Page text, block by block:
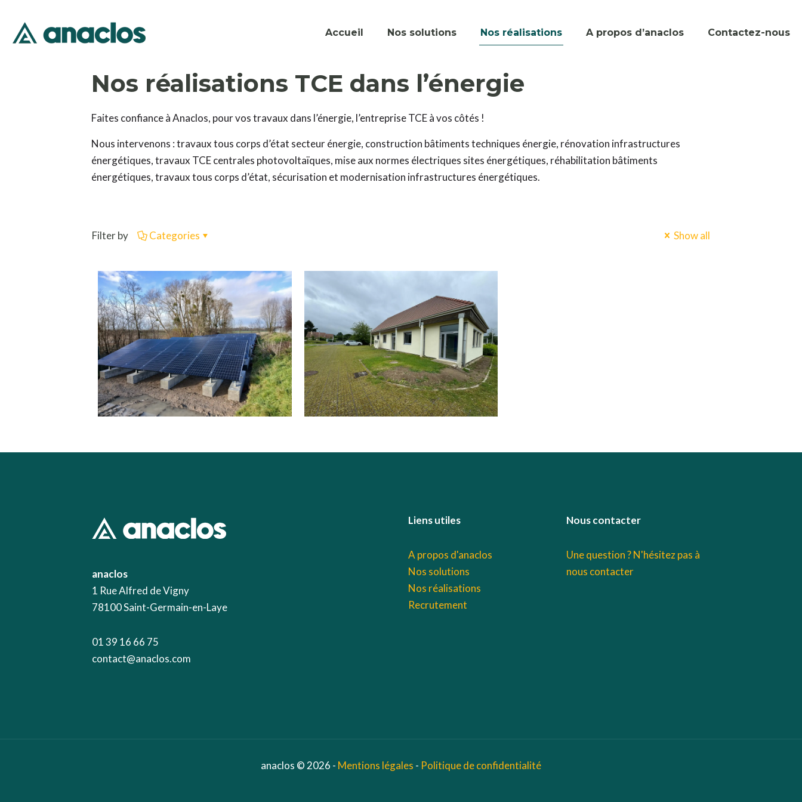
Accueil Nos solutions Nos réalisations A propos d’anaclos Contactez-nous
Nos réalisations TCE dans l’énergie
Faites confiance à Anaclos, pour vos travaux dans l’énergie, l’entreprise TCE à vos côtés !
Nous intervenons : travaux tous corps d’état secteur énergie, construction bâtiments techniques énergie, rénovation infrastructures
énergétiques, travaux TCE centrales photovoltaïques, mise aux normes électriques sites énergétiques, réhabilitation bâtiments
énergétiques, travaux tous corps d’état, sécurisation et modernisation infrastructures énergétiques.
Filter by Categories Show all
anaclos
1 Rue Alfred de Vigny
78100 Saint-Germain-en-Laye
01 39 16 66 75
contact@anaclos.com
Liens utiles
A propos d'anaclos
Nos solutions
Nos réalisations
Recrutement
Nous contacter
Une question ? N'hésitez pas à
nous contacter
anaclos © 2026 - Mentions légales - Politique de confidentialité